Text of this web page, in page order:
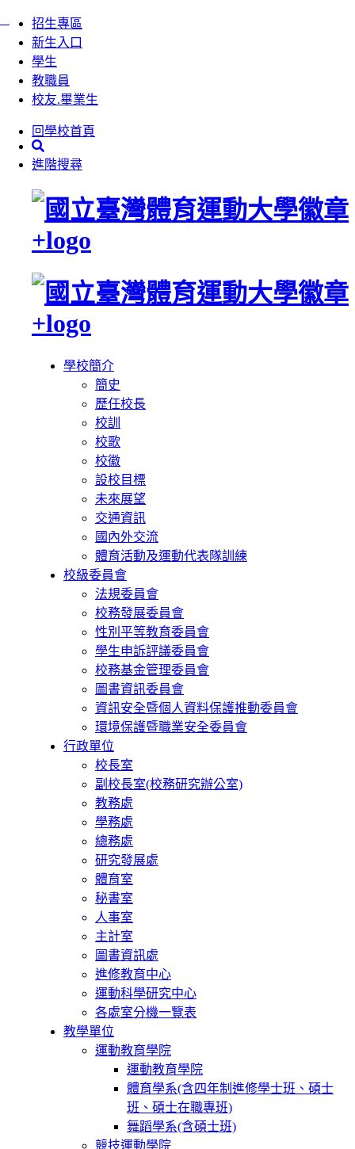
跳
招生專區
新生入口
學生
教職員
校友.畢業生
回學校首頁
進階搜尋
學校簡介
簡史
歷任校長
校訓
校歌
校徽
設校目標
未來展望
交通資訊
國內外交流
體育活動及運動代表隊訓練
校級委員會
法規委員會
校務發展委員會
性別平等教育委員會
學生申訴評議委員會
校務基金管理委員會
圖書資訊委員會
資訊安全暨個人資料保護推動委員會
環境保護暨職業安全委員會
行政單位
校長室
副校長室(校務研究辦公室)
教務處
學務處
總務處
研究發展處
體育室
秘書室
人事室
主計室
圖書資訊處
進修教育中心
運動科學研究中心
各處室分機一覽表
教學單位
運動教育學院
運動教育學院
體育學系(含四年制進修學士班、碩士
班、碩士在職專班)
舞蹈學系(含碩士班)
競技運動學院